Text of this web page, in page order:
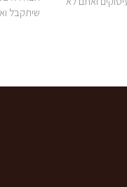
שיתקבל